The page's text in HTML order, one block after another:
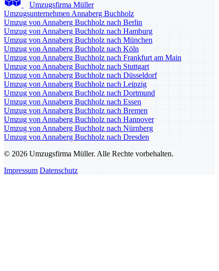
Umzugsfirma Müller
Umzugsunternehmen Annaberg Buchholz
Umzug von Annaberg Buchholz nach Berlin
Umzug von Annaberg Buchholz nach Hamburg
Umzug von Annaberg Buchholz nach München
Umzug von Annaberg Buchholz nach Köln
Umzug von Annaberg Buchholz nach Frankfurt am Main
Umzug von Annaberg Buchholz nach Stuttgart
Umzug von Annaberg Buchholz nach Düsseldorf
Umzug von Annaberg Buchholz nach Leipzig
Umzug von Annaberg Buchholz nach Dortmund
Umzug von Annaberg Buchholz nach Essen
Umzug von Annaberg Buchholz nach Bremen
Umzug von Annaberg Buchholz nach Hannover
Umzug von Annaberg Buchholz nach Nürnberg
Umzug von Annaberg Buchholz nach Dresden
© 2026 Umzugsfirma Müller. Alle Rechte vorbehalten.
Impressum Datenschutz